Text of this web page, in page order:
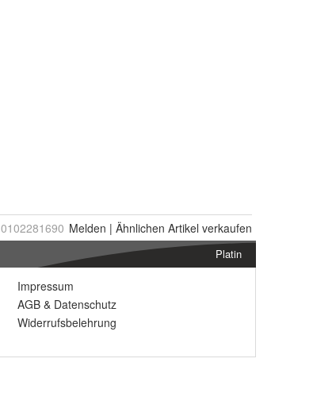
0102281690 Melden | Ähnlichen Artikel verkaufen
Platin
Impressum
AGB & Datenschutz
Widerrufsbelehrung